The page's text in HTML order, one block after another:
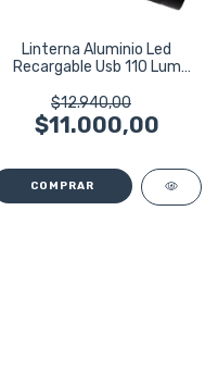
Linterna Aluminio Led
Recargable Usb 110 Lum
$12.940,00
$11.000,00